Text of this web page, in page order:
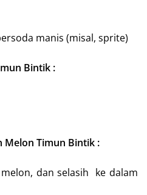
manis (misal, sprite)
Bintik :
Melon Timun Bintik :
dan selasih ke dalam